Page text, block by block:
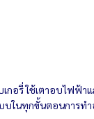
รี่ ใช้เตาอบไฟฟ้าแล
บในทุกขั้นตอนการท